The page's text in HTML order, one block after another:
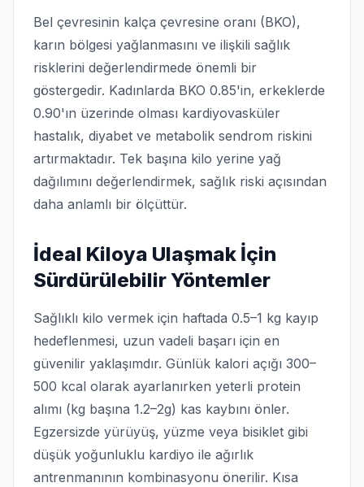
Bel çevresinin kalça çevresine oranı (BKO),
karın bölgesi yağlanmasını ve ilişkili sağlık
risklerini değerlendirmede önemli bir
göstergedir. Kadınlarda BKO 0.85'in, erkeklerde
0.90'ın üzerinde olması kardiyovasküler
hastalık, diyabet ve metabolik sendrom riskini
artırmaktadır. Tek başına kilo yerine yağ
dağılımını değerlendirmek, sağlık riski açısından
daha anlamlı bir ölçüttür.
İdeal Kiloya Ulaşmak İçin
Sürdürülebilir Yöntemler
Sağlıklı kilo vermek için haftada 0.5–1 kg kayıp
hedeflenmesi, uzun vadeli başarı için en
güvenilir yaklaşımdır. Günlük kalori açığı 300–
500 kcal olarak ayarlanırken yeterli protein
alımı (kg başına 1.2–2g) kas kaybını önler.
Egzersizde yürüyüş, yüzme veya bisiklet gibi
düşük yoğunluklu kardiyo ile ağırlık
antrenmanının kombinasyonu önerilir. Kısa